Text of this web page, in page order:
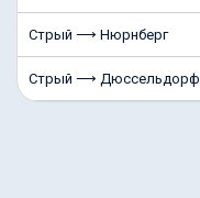
Стрый ⟶ Нюрнберг
Стрый ⟶ Дюссельдорф